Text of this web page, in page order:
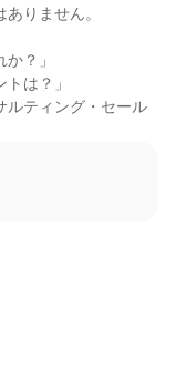
りません。
？」
は？」
ルティング・セール